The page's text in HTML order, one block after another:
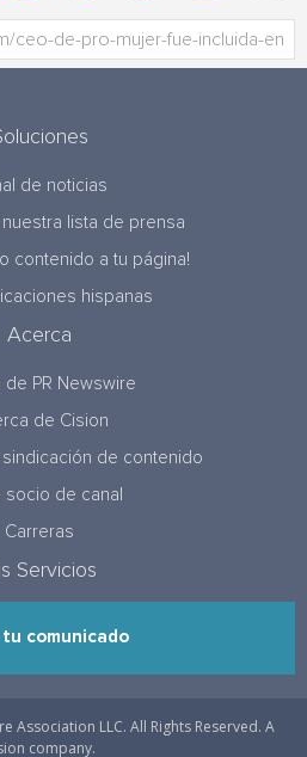
de noticias
lista de prensa
contenido a tu página!
hispanas
Acerca
de PR Newswire
de Cision
de contenido
socio de canal
Carreras
Servicios
tu comunicado
Association LLC. All Rights Reserved. A
company.